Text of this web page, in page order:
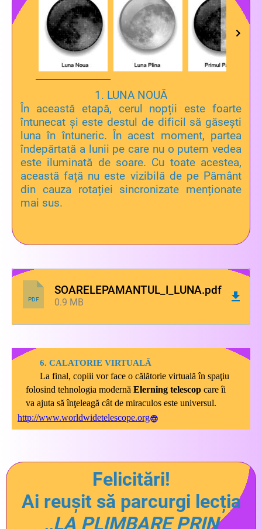
1. LUNA NOUĂ
În această etapă, cerul nopții este foarte
întunecat și este destul de dificil să găsești
luna în întuneric. În acest moment, partea
îndepărtată a lunii pe care nu o putem vedea
este iluminată de soare. Cu toate acestea,
această față nu este vizibilă de pe Pământ
din cauza rotației sincronizate menționate
mai sus.
PDF
SOARELEPAMANTUL_I_LUNA.pdf
0.9 MB
6. CALATORIE VIRTUALĂ
La final, copiii vor face o călătorie virtuală în spaţiu
folosind tehnologia modernă Elerning telescop care îi
va ajuta să înţeleagă cât de miraculos este universul.
http://www.worldwidetelescope.org
Felicitări!
Ai reușit să parcurgi lecția
,,LA PLIMBARE PRIN